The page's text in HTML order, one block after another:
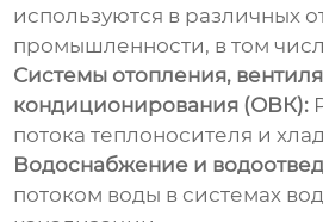
используются в различных
промышленности, в том
Системы отопления,
кондиционирования (ОВК):
потока теплоносителя и
Водоснабжение и
потоком воды в системах